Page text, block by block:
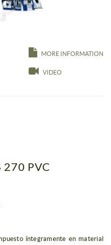
MORE INFORMATION
VIDEO
270 PVC
íntegramente en material